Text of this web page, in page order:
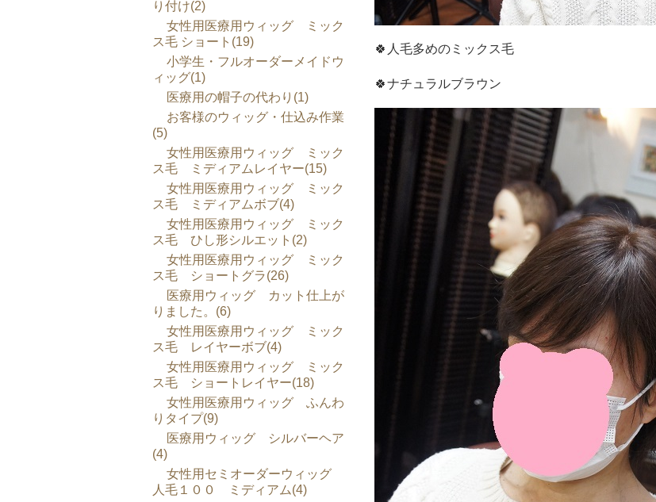
🍀人毛多めのミックス毛
🍀ナチュラルブラウン
り付け(2)
女性用医療用ウィッグ ミック
ス毛 ショート(19)
小学生・フルオーダーメイドウ
ィッグ(1)
医療用の帽子の代わり(1)
お客様のウィッグ・仕込み作業
(5)
女性用医療用ウィッグ ミック
ス毛 ミディアムレイヤー(15)
女性用医療用ウィッグ ミック
ス毛 ミディアムボブ(4)
女性用医療用ウィッグ ミック
ス毛 ひし形シルエット(2)
女性用医療用ウィッグ ミック
ス毛 ショートグラ(26)
医療用ウィッグ カット仕上が
りました。(6)
女性用医療用ウィッグ ミック
ス毛 レイヤーボブ(4)
女性用医療用ウィッグ ミック
ス毛 ショートレイヤー(18)
女性用医療用ウィッグ ふんわ
りタイプ(9)
医療用ウィッグ シルバーヘア
(4)
女性用セミオーダーウィッグ
人毛１００ ミディアム(4)